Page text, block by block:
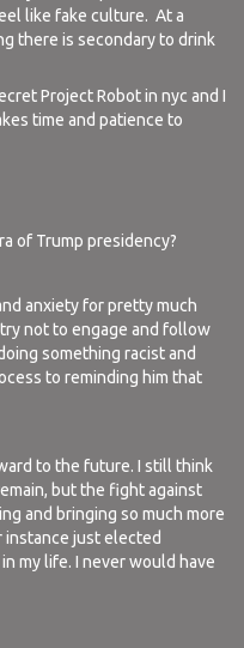
like fake culture. At a
there is secondary to drink
Project Robot in nyc and I
time and patience to
of Trump presidency?
anxiety for pretty much
not to engage and follow
something racist and
to reminding him that
to the future. I still think
but the fight against
and bringing so much more
instance just elected
my life. I never would have